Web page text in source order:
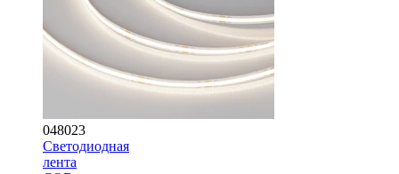
048023
Светодиодная
лента